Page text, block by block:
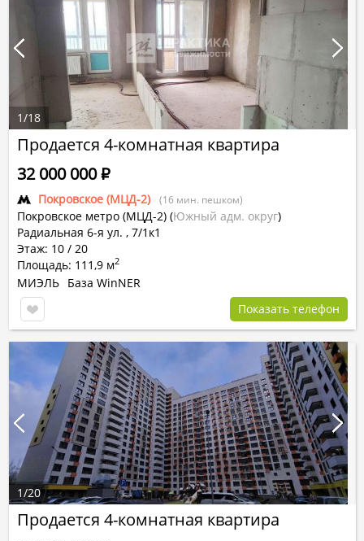
Продается 4-комнатная квартира
Покровское (МЦД-2) (16 мин. пешком)
Покровское метро (МЦД-2) (Южный адм. округ)
Радиальная 6-я ул. , 7/1к1
Этаж: 10 / 20
Площадь: 111,9 м2
32 000 000Р
МИЭЛЬ База WinNER
Показать телефон
1/18
Продается 4-комнатная квартира
1/20